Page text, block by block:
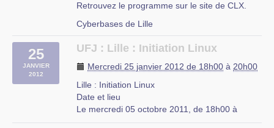
Retrouvez le programme sur le site de CLX.
Cyberbases de Lille
25
JANVIER
2012
UFJ : Lille : Initiation Linux
Mercredi 25 janvier 2012 de 18h00 à 20h00
Lille : Initiation Linux
Date et lieu
Le mercredi 05 octobre 2011, de 18h00 à